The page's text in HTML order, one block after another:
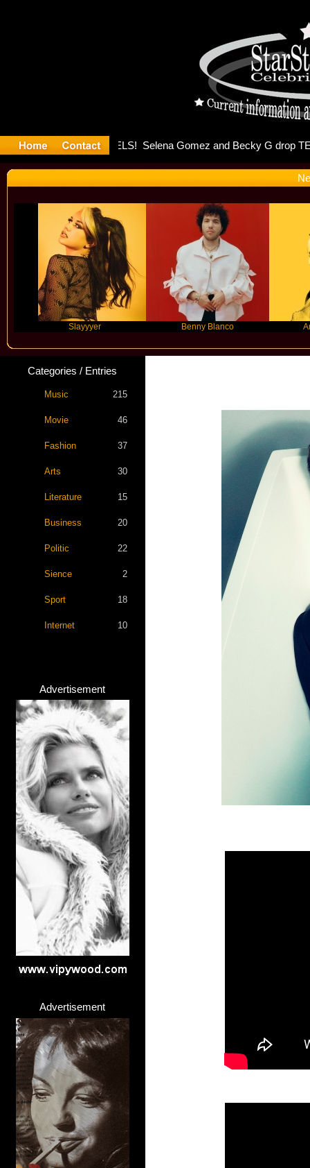
Debuts
Benny Blanco Ariana
Categories / Entries
Music 215
Movie 46
Fashion 37
Arts 30
Literature 15
Business 20
Politic 22
Sience 2
Sport 18
Internet 10
Advertisement
Advertisement